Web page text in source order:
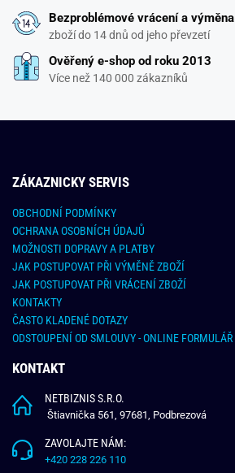
Bezproblémové vrácení a výměna
zboží do 14 dnů od jeho převzetí
Ověřený e-shop od roku 2013
Více než 140 000 zákazníků
ZÁKAZNICKY SERVIS
OBCHODNÍ PODMÍNKY
OCHRANA OSOBNÍCH ÚDAJŮ
MOŽNOSTI DOPRAVY A PLATBY
JAK POSTUPOVAT PŘI VÝMĚNĚ ZBOŽÍ
JAK POSTUPOVAT PŘI VRÁCENÍ ZBOŽÍ
KONTAKTY
ČASTO KLADENÉ DOTAZY
ODSTOUPENÍ OD SMLOUVY - ONLINE FORMULÁŘ
KONTAKT
NETBIZNIS S.R.O.
Štiavnička 561, 97681, Podbrezová
ZAVOLAJTE NÁM:
+420 228 226 110